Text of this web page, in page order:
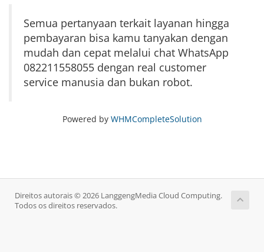
Semua pertanyaan terkait layanan hingga
pembayaran bisa kamu tanyakan dengan
mudah dan cepat melalui chat WhatsApp
082211558055 dengan real customer
service manusia dan bukan robot.
Powered by WHMCompleteSolution
Direitos autorais © 2026 LanggengMedia Cloud Computing.
Todos os direitos reservados.